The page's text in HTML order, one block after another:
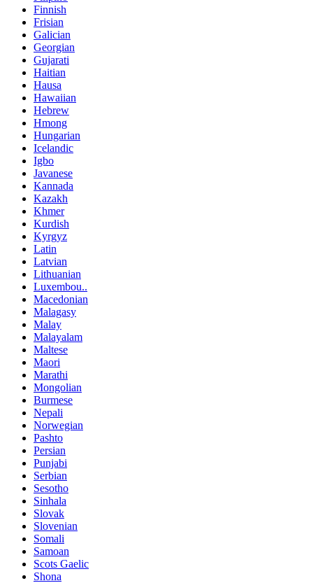
Finnish
Frisian
Galician
Georgian
Gujarati
Haitian
Hausa
Hawaiian
Hebrew
Hmong
Hungarian
Icelandic
Igbo
Javanese
Kannada
Kazakh
Khmer
Kurdish
Kyrgyz
Latin
Latvian
Lithuanian
Luxembou..
Macedonian
Malagasy
Malay
Malayalam
Maltese
Maori
Marathi
Mongolian
Burmese
Nepali
Norwegian
Pashto
Persian
Punjabi
Serbian
Sesotho
Sinhala
Slovak
Slovenian
Somali
Samoan
Scots Gaelic
Shona